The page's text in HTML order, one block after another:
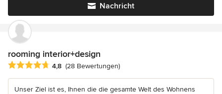
Nachricht
rooming interior+design
Durchschnittliche Bewertung: 4.8 von 5 Sternen
4,8 (28 Bewertungen)
Unser Ziel ist es, Ihnen die die gesamte Welt des Wohnens